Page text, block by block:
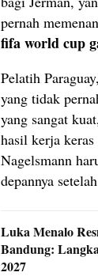
pernah
fifa world cup
Pelatih
yang tidak
yang sangat
hasil kerja
Nagelsmann
depannya
Luka Menalo
Bandung:
2027